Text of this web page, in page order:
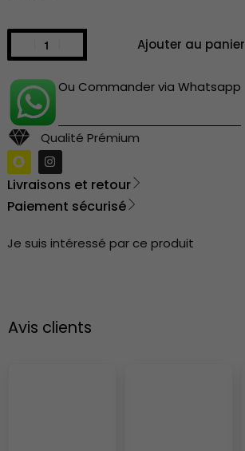
Ajouter au panier
Ou Commander via Whatsapp
Qualité Prémium
Livraisons et retour
Paiement sécurisé
Je suis intéressé par ce produit
Avis clients